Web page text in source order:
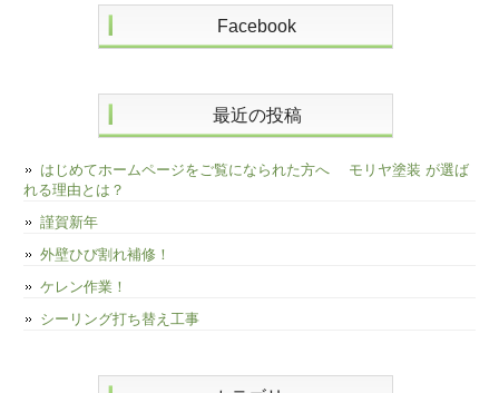
Facebook
最近の投稿
はじめてホームページをご覧になられた方へ モリヤ塗装 が選ば
れる理由とは？
謹賀新年
外壁ひび割れ補修！
ケレン作業！
シーリング打ち替え工事